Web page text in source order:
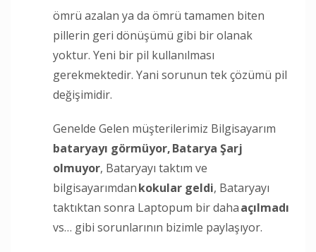
ömrü azalan ya da ömrü tamamen biten
pillerin geri dönüşümü gibi bir olanak
yoktur. Yeni bir pil kullanılması
gerekmektedir. Yani sorunun tek çözümü pil
değişimidir.
Genelde Gelen müşterilerimiz Bilgisayarım
bataryayı görmüyor,Batarya Şarj
olmuyor, Bataryayı taktım ve
bilgisayarımdankokular geldi, Bataryayı
taktıktan sonra Laptopum bir dahaaçılmadı
vs… gibi sorunlarının bizimle paylaşıyor.